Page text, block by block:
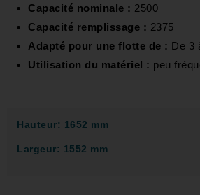
Capacité nominale : 2500
Capacité remplissage : 2375
Adapté pour une flotte de : De 3
Utilisation du matériel : peu
Hauteur: 1652 mm
Largeur: 1552 mm